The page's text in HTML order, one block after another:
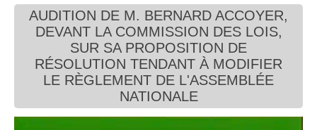
AIDE À LA DÉCOUPE
DE VIDÉOS
Présidence
Évènements
Connaissance, Histoire
Autres
AUDITION DE M. BERNARD ACCOYER,
DEVANT LA COMMISSION DES LOIS,
SUR SA PROPOSITION DE
RÉSOLUTION TENDANT À MODIFIER
LE RÈGLEMENT DE L'ASSEMBLÉE
NATIONALE